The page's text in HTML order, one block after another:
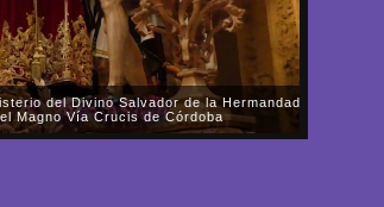
Fuensanta celebró la procesión de